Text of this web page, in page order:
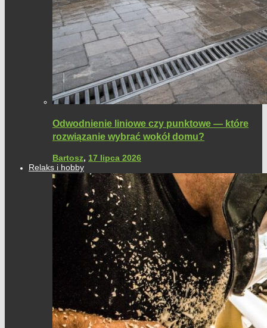
Odwodnienie liniowe czy punktowe — które
rozwiązanie wybrać wokół domu?
Bartosz, 17 lipca 2026
Relaks i hobby